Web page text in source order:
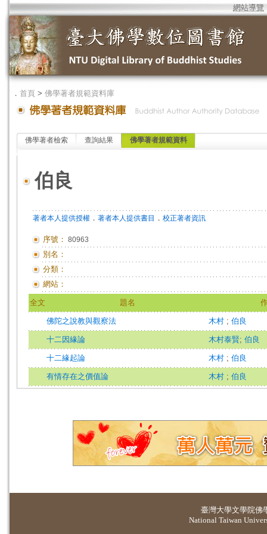
網站導覽
． 首頁 > 佛學著者規範資料庫
佛學著者檢索 查詢結果 佛學著者規範資料
伯良
著者本人提供授權 ． 著者本人提供書目 ． 校正著者資訊
序號： 80963
別名：
分類：
網站：
全文 題名
佛陀之說教與觀察法 木村 ; 伯良
十二因緣論 木村泰賢; 伯良
十二緣起論 木村 ; 伯良
有情存在之價值論 木村 ; 伯良
臺灣大學文學院佛
National Taiwan